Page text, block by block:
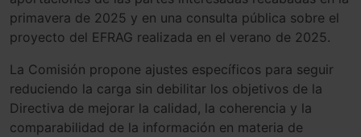
primavera de 2025 y en una consulta pública sobre el
proyecto del EFRAG realizada en el verano de 2025.
La Comisión propone ajustes específicos para seguir
reduciendo la carga sin debilitar los objetivos de la
Directiva de mejorar la calidad, la coherencia y la
comparabilidad de la información en materia de